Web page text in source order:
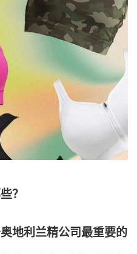
？
地利兰精公司最重要的